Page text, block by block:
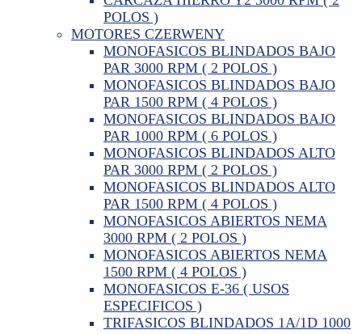
POLOS )
MOTORES CZERWENY
MONOFASICOS BLINDADOS BAJO
PAR 3000 RPM ( 2 POLOS )
MONOFASICOS BLINDADOS BAJO
PAR 1500 RPM ( 4 POLOS )
MONOFASICOS BLINDADOS BAJO
PAR 1000 RPM ( 6 POLOS )
MONOFASICOS BLINDADOS ALTO
PAR 3000 RPM ( 2 POLOS )
MONOFASICOS BLINDADOS ALTO
PAR 1500 RPM ( 4 POLOS )
MONOFASICOS ABIERTOS NEMA
3000 RPM ( 2 POLOS )
MONOFASICOS ABIERTOS NEMA
1500 RPM ( 4 POLOS )
MONOFASICOS E-36 ( USOS
ESPECIFICOS )
TRIFASICOS BLINDADOS 1A/1D 1000